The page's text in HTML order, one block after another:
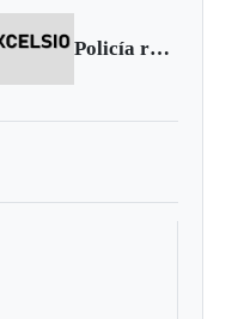
Policía reporta operativos contra el narcotráfico en Boyacá